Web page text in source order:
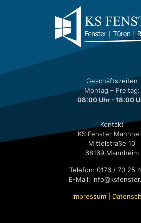
Geschäftszeiten
Montag – Freitag:
08:00 Uhr - 18:00
Kontakt
KS Fenster
Mittelstraße 10
68169 Mannheim
Telefon: 0176 / 70 25
E-Mail:
Impressum|